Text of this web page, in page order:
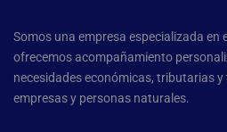
Somos una empresa especializada en
ofrecemos acompañamiento
necesidades económicas, tributarias
empresas y personas naturales.